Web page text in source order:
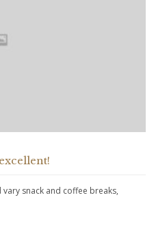
snack and coffee breaks,